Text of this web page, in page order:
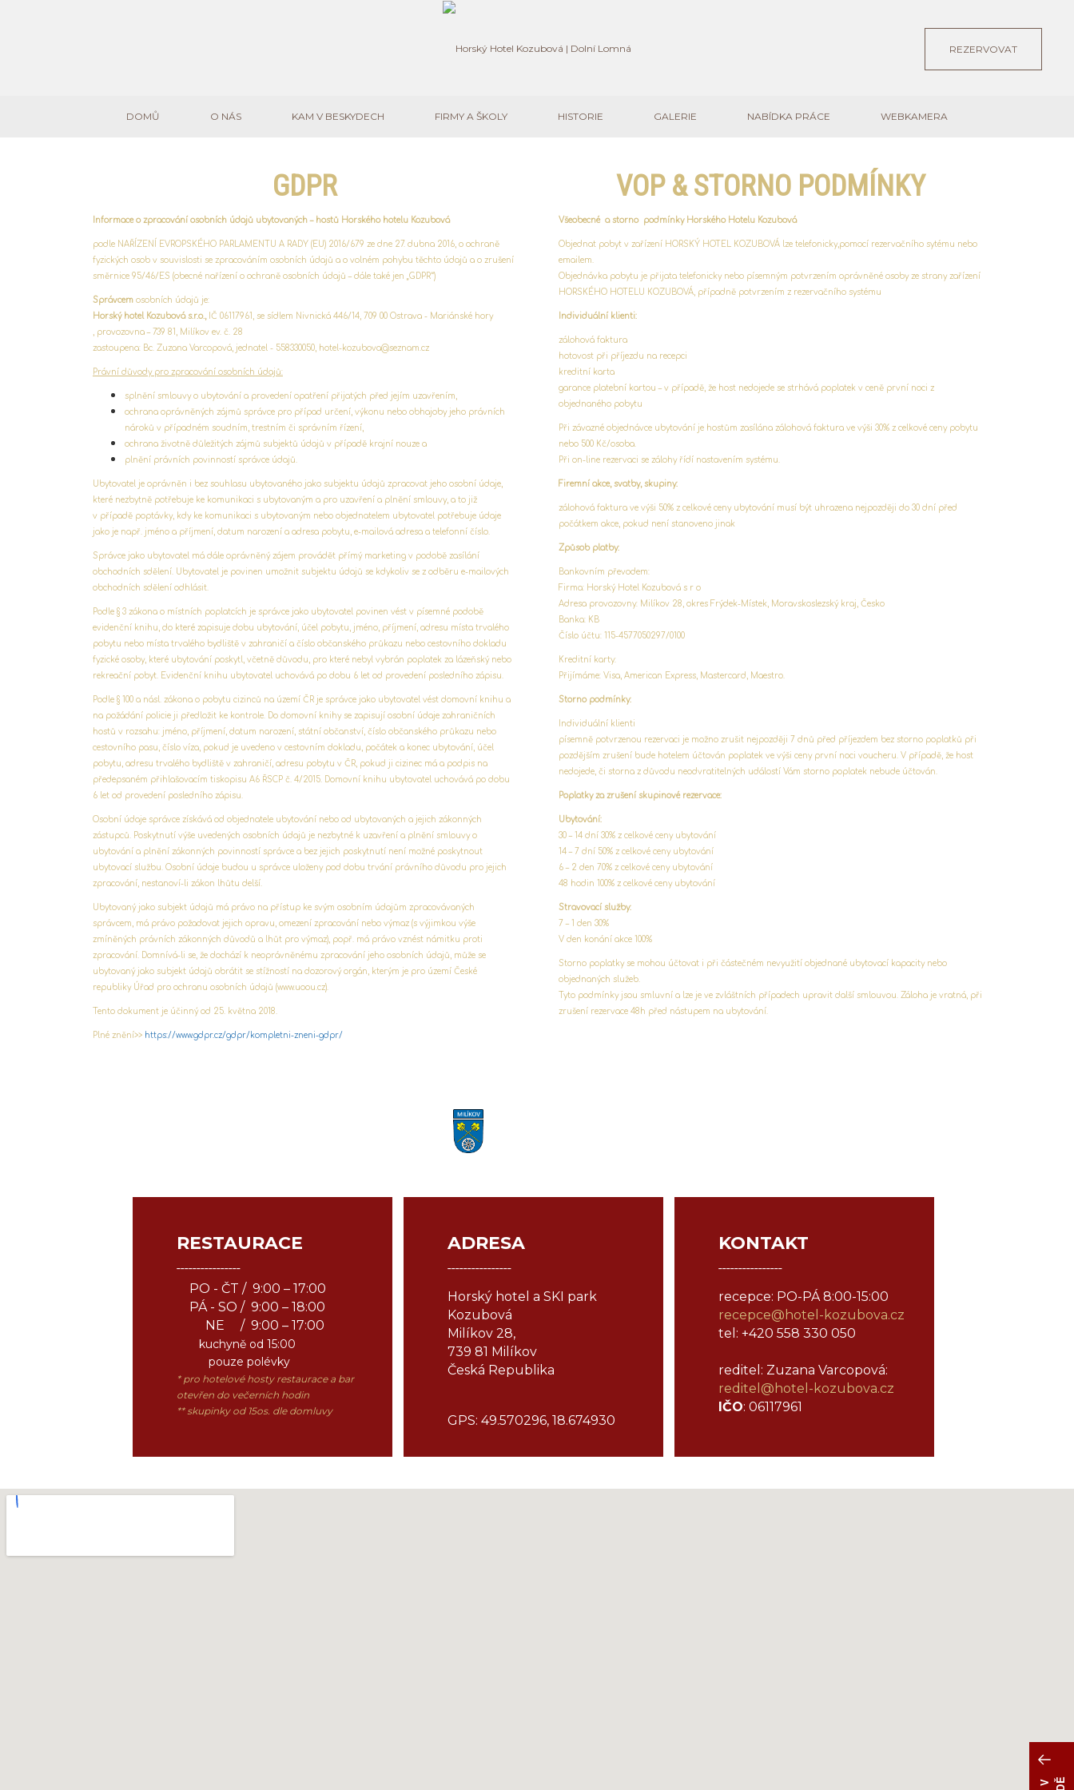
GDPR VOP & STORNO PODMÍNKY
Informace o zpracování osobních údajů ubytovaných – hostů Horského hotelu Kozubová
podle NAŘÍZENÍ EVROPSKÉHO PARLAMENTU A RADY (EU) 2016/679 ze dne 27. dubna 2016, o ochraně
fyzických osob v souvislosti se zpracováním osobních údajů a o volném pohybu těchto údajů a o zrušení
směrnice 95/46/ES (obecné nařízení o ochraně osobních údajů – dále také jen „GDPR“)
Správcem osobních údajů je:
Horský hotel Kozubová s.r.o., IČ 06117961, se sídlem Nivnická 446/14, 709 00 Ostrava - Mariánské hory
, provozovna – 739 81, Milíkov ev. č. 28
zastoupena: Bc. Zuzana Varcopová, jednatel - 558330050, hotel-kozubova@seznam.cz
Právní důvody pro zpracování osobních údajů:
splnění smlouvy o ubytování a provedení opatření přijatých před jejím uzavřením,
ochrana oprávněných zájmů správce pro případ určení, výkonu nebo obhajoby jeho právních
nároků v případném soudním, trestním či správním řízení,
ochrana životně důležitých zájmů subjektů údajů v případě krajní nouze a
plnění právních povinností správce údajů.
Ubytovatel je oprávněn i bez souhlasu ubytovaného jako subjektu údajů zpracovat jeho osobní údaje,
které nezbytně potřebuje ke komunikaci s ubytovaným a pro uzavření a plnění smlouvy, a to již
v případě poptávky, kdy ke komunikaci s ubytovaným nebo objednatelem ubytovatel potřebuje údaje
jako je např. jméno a příjmení, datum narození a adresa pobytu, e-mailová adresa a telefonní číslo.
Správce jako ubytovatel má dále oprávněný zájem provádět přímý marketing v podobě zasílání
obchodních sdělení. Ubytovatel je povinen umožnit subjektu údajů se kdykoliv se z odběru e-mailových
obchodních sdělení odhlásit.
Podle § 3 zákona o místních poplatcích je správce jako ubytovatel povinen vést v písemné podobě
evidenční knihu, do které zapisuje dobu ubytování, účel pobytu, jméno, příjmení, adresu místa trvalého
pobytu nebo místa trvalého bydliště v zahraničí a číslo občanského průkazu nebo cestovního dokladu
fyzické osoby, které ubytování poskytl, včetně důvodu, pro které nebyl vybrán poplatek za lázeňský nebo
rekreační pobyt. Evidenční knihu ubytovatel uchovává po dobu 6 let od provedení posledního zápisu.
Podle § 100 a násl. zákona o pobytu cizinců na území ČR je správce jako ubytovatel vést domovní knihu a
na požádání policie ji předložit ke kontrole. Do domovní knihy se zapisují osobní údaje zahraničních
hostů v rozsahu: jméno, příjmení, datum narození, státní občanství, číslo občanského průkazu nebo
cestovního pasu, číslo víza, pokud je uvedeno v cestovním dokladu, počátek a konec ubytování, účel
pobytu, adresu trvalého bydliště v zahraničí, adresu pobytu v ČR, pokud ji cizinec má a podpis na
předepsaném přihlašovacím tiskopisu A6 ŘSCP č. 4/2015. Domovní knihu ubytovatel uchovává po dobu
6 let od provedení posledního zápisu.
Osobní údaje správce získává od objednatele ubytování nebo od ubytovaných a jejich zákonných
zástupců. Poskytnutí výše uvedených osobních údajů je nezbytné k uzavření a plnění smlouvy o
ubytování a plnění zákonných povinností správce a bez jejich poskytnutí není možné poskytnout
ubytovací službu. Osobní údaje budou u správce uloženy pod dobu trvání právního důvodu pro jejich
zpracování, nestanoví-li zákon lhůtu delší.
Ubytovaný jako subjekt údajů má právo na přístup ke svým osobním údajům zpracovávaných
správcem, má právo požadovat jejich opravu, omezení zpracování nebo výmaz (s výjimkou výše
zmíněných právních zákonných důvodů a lhůt pro výmaz), popř. má právo vznést námitku proti
zpracování. Domnívá-li se, že dochází k neoprávněnému zpracování jeho osobních údajů, může se
ubytovaný jako subjekt údajů obrátit se stížností na dozorový orgán, kterým je pro území České
republiky Úřad pro ochranu osobních údajů (www.uoou.cz).
Tento dokument je účinný od 25. května 2018.
Plné znění>> https://www.gdpr.cz/gdpr/kompletni-zneni-gdpr/
Všeobecné a storno podmínky Horského Hotelu Kozubová
Objednat pobyt v zařízení HORSKÝ HOTEL KOZUBOVÁ lze telefonicky,pomocí rezervačního sytému nebo
emailem.
Objednávka pobytu je přijata telefonicky nebo písemným potvrzením oprávněné osoby ze strany zařízení
HORSKÉHO HOTELU KOZUBOVÁ, případně potvrzením z rezervačního systému
Individuální klienti:
zálohová faktura
hotovost při příjezdu na recepci
kreditní karta
garance platební kartou – v případě, že host nedojede se strhává poplatek v ceně první noci z
objednaného pobytu
Při závazné objednávce ubytování je hostům zasílána zálohová faktura ve výši 30% z celkové ceny pobytu
nebo 500 Kč/osoba.
Při on-line rezervaci se zálohy řídí nastavením systému.
Firemní akce, svatby, skupiny:
zálohová faktura ve výši 50% z celkové ceny ubytování musí být uhrazena nejpozději do 30 dní před
počátkem akce, pokud není stanoveno jinak
Způsob platby:
Bankovním převodem:
Firma: Horský Hotel Kozubová s r o
Adresa provozovny: Milíkov 28, okres Frýdek-Místek, Moravskoslezský kraj, Česko
Banka: KB
Číslo účtu: 115-4577050297/0100
Kreditní karty:
Přijímáme: Visa, American Express, Mastercard, Maestro.
Storno podmínky:
Individuální klienti
písemně potvrzenou rezervaci je možno zrušit nejpozději 7 dnů před příjezdem bez storno poplatků při
pozdějším zrušení bude hotelem účtován poplatek ve výši ceny první noci voucheru. V případě, že host
nedojede, či storna z důvodu neodvratitelných událostí Vám storno poplatek nebude účtován.
Poplatky za zrušení skupinové rezervace:
Ubytování:
30 – 14 dní 30% z celkové ceny ubytování
14 – 7 dní 50% z celkové ceny ubytování
6 – 2 den 70% z celkové ceny ubytování
48 hodin 100% z celkové ceny ubytování
Stravovací služby:
7 – 1 den 30%
V den konání akce 100%
Storno poplatky se mohou účtovat i při částečném nevyužití objednané ubytovací kapacity nebo
objednaných služeb.
Tyto podmínky jsou smluvní a lze je ve zvláštních případech upravit další smlouvou. Záloha je vratná, při
zrušení rezervace 48h před nástupem na ubytování.
RESTAURACE
¯¯¯¯¯¯¯¯¯¯¯¯¯¯¯¯
PO - ČT / 9:00 – 17:00
PÁ - SO / 9:00 – 18:00
NE / 9:00 – 17:00
kuchyně od 15:00
pouze polévky
* pro hotelové hosty restaurace a bar
otevřen do večerních hodin
** skupinky od 15os. dle domluvy
ADRESA
¯¯¯¯¯¯¯¯¯¯¯¯¯¯¯¯
Horský hotel a SKI park
Kozubová
Milíkov 28,
739 81 Milíkov
Česká Republika
GPS: 49.570296, 18.674930
KONTAKT
¯¯¯¯¯¯¯¯¯¯¯¯¯¯¯¯
recepce: PO-PÁ 8:00-15:00
recepce@hotel-kozubova.cz
tel: +420 558 330 050
reditel: Zuzana Varcopová:
reditel@ hotel-kozubova.cz
IČO: 06117961
REZERVOVAT
DOMŮ O NÁS KAM V BESKYDECH FIRMY A ŠKOLY HISTORIE GALERIE NABÍDKA PRÁCE WEBKAMERA